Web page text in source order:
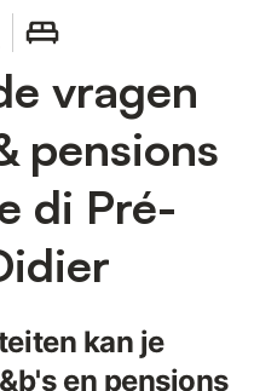
vragen
pensions
di Pré-
kan je
en pensions